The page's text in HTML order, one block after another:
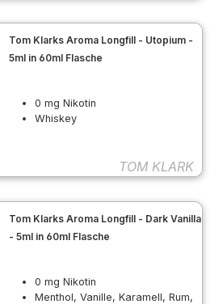
Tom Klarks Aroma Longfill - Utopium -
5ml in 60ml Flasche
0 mg Nikotin
Whiskey
TOM KLARK
Tom Klarks Aroma Longfill - Dark Vanilla
- 5ml in 60ml Flasche
0 mg Nikotin
Menthol, Vanille, Karamell, Rum,